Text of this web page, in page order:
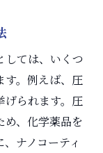
しては、いくつ
す。例えば、圧
げられます。圧
め、化学薬品を
ナノコーティ